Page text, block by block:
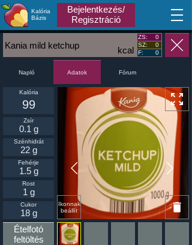
Kalória
Bázis
Bejelentkezés/
Regisztráció
MA
kcal
Kania mild ketchup
ZS:
0
SZ:
0
F:
0
Napló Adatok Fórum
Ikonnak
beállít
Kalória
99
Zsír
0.1 g
Szénhidrát
22 g
Fehérje
1.5 g
Rost
1 g
Cukor
18 g
Ételfotó
feltöltés